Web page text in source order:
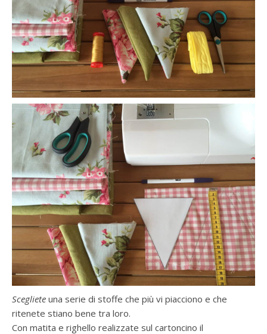
Scegliete una serie di stoffe che più vi piacciono e che
ritenete stiano bene tra loro.
Con matita e righello realizzate sul cartoncino il